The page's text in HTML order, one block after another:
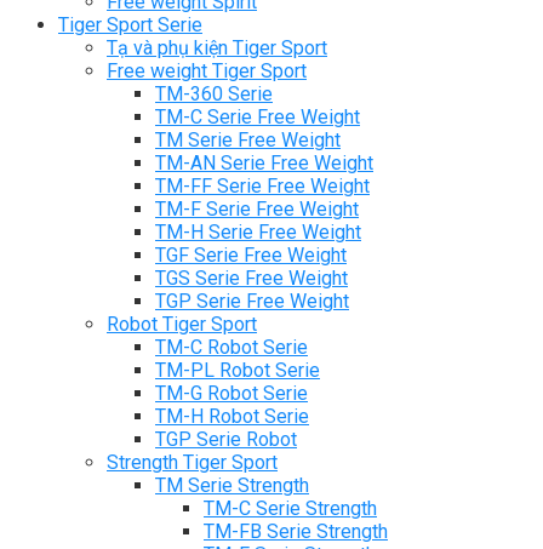
Tiger Sport Serie
Tạ và phụ kiện Tiger Sport
Free weight Tiger Sport
TM-360 Serie
TM-C Serie Free Weight
TM Serie Free Weight
TM-AN Serie Free Weight
TM-FF Serie Free Weight
TM-F Serie Free Weight
TM-H Serie Free Weight
TGF Serie Free Weight
TGS Serie Free Weight
TGP Serie Free Weight
Robot Tiger Sport
TM-C Robot Serie
TM-PL Robot Serie
TM-G Robot Serie
TM-H Robot Serie
TGP Serie Robot
Strength Tiger Sport
TM Serie Strength
TM-C Serie Strength
TM-FB Serie Strength